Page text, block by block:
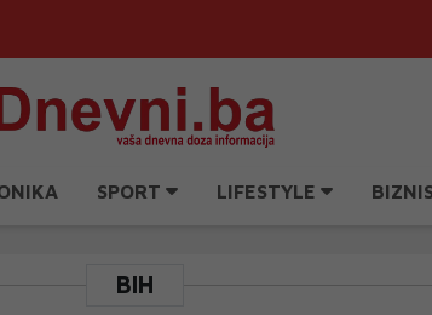
SPORT LIFESTYLE BIZNIS
BIH